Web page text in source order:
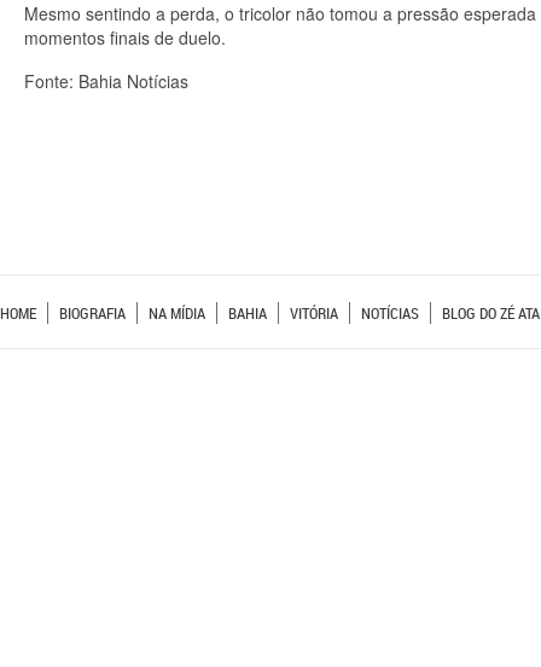
Mesmo sentindo a perda, o tricolor não tomou a pressão
momentos finais de duelo.
Fonte: Bahia Notícias
HOME BIOGRAFIA NA MÍDIA BAHIA VITÓRIA NOTÍCIAS BLOG DO ZÉ